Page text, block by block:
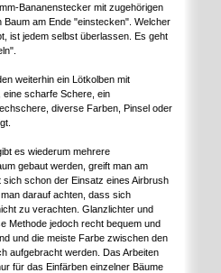
Bananenstecker mit zugehörigen
Baum am Ende "einstecken". Welcher
ist jedem selbst überlassen. Es geht
weiterhin ein Lötkolben mit
eine scharfe Schere, ein
diverse Farben, Pinsel oder
es wiederum mehrere
gebaut werden, greift man am
schon der Einsatz eines Airbrush
darauf achten, dass sich
zu verachten. Glanzlichter und
Methode jedoch recht bequem und
und die meiste Farbe zwischen den
aufgebracht werden. Das Arbeiten
für das Einfärben einzelner Bäume